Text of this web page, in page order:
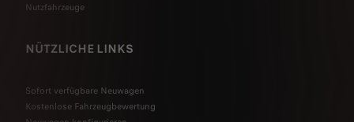
Nutzfahrzeuge
NÜTZLICHE LINKS
Sofort verfügbare Neuwagen
Kostenlose Fahrzeugbewertung